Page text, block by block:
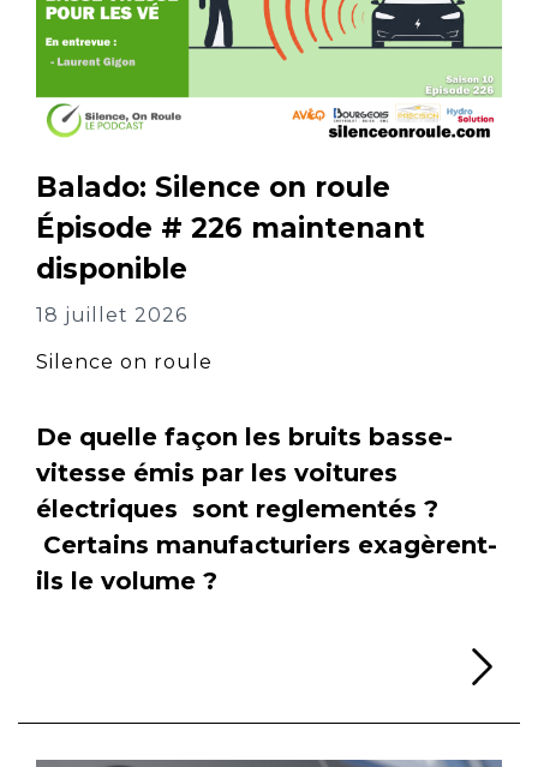
Balado: Silence on roule
Épisode # 226 maintenant
disponible
18 juillet 2026
Silence on roule
De quelle façon les bruits basse-
vitesse émis par les voitures
électriques sont reglementés ?
Certains manufacturiers exagèrent-
ils le volume ?